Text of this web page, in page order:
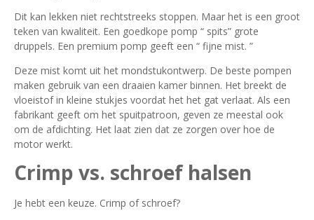
Dit kan lekken niet rechtstreeks stoppen. Maar het is een groot
teken van kwaliteit. Een goedkope pomp “ spits” grote
druppels. Een premium pomp geeft een “ fijne mist. ”
Deze mist komt uit het mondstukontwerp. De beste pompen
maken gebruik van een draaien kamer binnen. Het breekt de
vloeistof in kleine stukjes voordat het het gat verlaat. Als een
fabrikant geeft om het spuitpatroon, geven ze meestal ook
om de afdichting. Het laat zien dat ze zorgen over hoe de
motor werkt.
Crimp vs. schroef halsen
Je hebt een keuze. Crimp of schroef?